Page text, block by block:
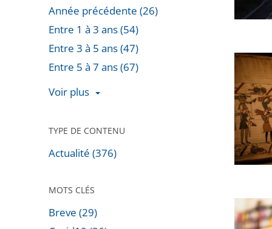
Année précédente (26)
Entre 1 à 3 ans (54)
Entre 3 à 5 ans (47)
Entre 5 à 7 ans (67)
Voir plus
TYPE DE CONTENU
Actualité (376)
MOTS CLÉS
Breve (29)
Conseil
l’arrêt
de
la
CAA
de
reprise
du
Prêt
de
la
de
Bayeux
:
de
la
Le
Conseil